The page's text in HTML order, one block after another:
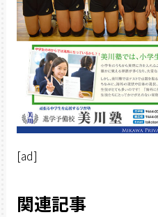
[ad]
関連記事